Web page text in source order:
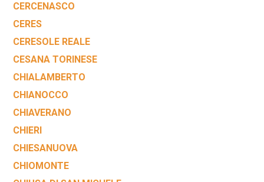
CERCENASCO
CERES
CERESOLE REALE
CESANA TORINESE
CHIALAMBERTO
CHIANOCCO
CHIAVERANO
CHIERI
CHIESANUOVA
CHIOMONTE